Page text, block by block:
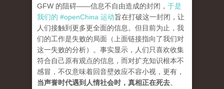
GFW 的阻碍——信息不自由造成的封闭， 于是
我们的 #openChina 运动旨在打破这一封闭，让
人们接触到更多更全面的信息。但目前为止，我
们的工作是失败的局面（ 上面链接指向了我们对
这一失败的分析）。事实显示，人们只喜欢收集
符合自己原有观点的信息，而对扩充知识根本不
感冒，不仅意味着回音壁效应不容小视，更有，
当声誉时代遇到人情社会时，真相正在死去。